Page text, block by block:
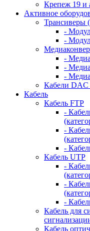
Крепеж 19 и
Активное
Трансиверы
-
-
-
-
-
Кабели
Кабель
Кабель FTP
-
-
-
Кабель UTP
-
-
-
Кабель для
Кабель